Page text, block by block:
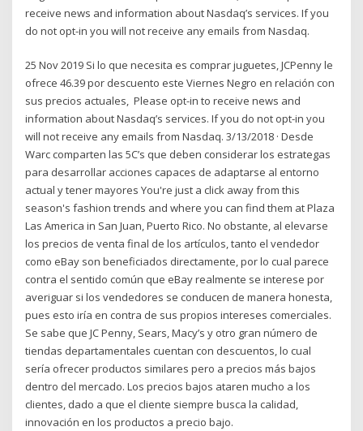
receive news and information about Nasdaq’s services. If you
do not opt-in you will not receive any emails from Nasdaq.
25 Nov 2019 Si lo que necesita es comprar juguetes, JCPenny le
ofrece 46.39 por descuento este Viernes Negro en relación con
sus precios actuales, Please opt-in to receive news and
information about Nasdaq’s services. If you do not opt-in you
will not receive any emails from Nasdaq. 3/13/2018 · Desde
Warc comparten las 5C’s que deben considerar los estrategas
para desarrollar acciones capaces de adaptarse al entorno
actual y tener mayores You're just a click away from this
season's fashion trends and where you can find them at Plaza
Las America in San Juan, Puerto Rico. No obstante, al elevarse
los precios de venta final de los artículos, tanto el vendedor
como eBay son beneficiados directamente, por lo cual parece
contra el sentido común que eBay realmente se interese por
averiguar si los vendedores se conducen de manera honesta,
pues esto iría en contra de sus propios intereses comerciales.
Se sabe que JC Penny, Sears, Macy’s y otro gran número de
tiendas departamentales cuentan con descuentos, lo cual
sería ofrecer productos similares pero a precios más bajos
dentro del mercado. Los precios bajos ataren mucho a los
clientes, dado a que el cliente siempre busca la calidad,
innovación en los productos a precio bajo.